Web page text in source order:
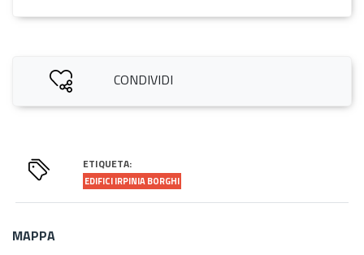
CONDIVIDI
ETIQUETA:
EDIFICI IRPINIA BORGHI
MAPPA